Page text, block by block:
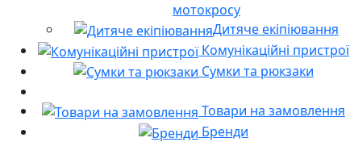
мотокросу
Дитяче екіпіювання
Комунікаційні пристрої
Сумки та рюкзаки
Товари на замовлення
Бренди